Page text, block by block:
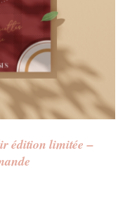
édition limitée –